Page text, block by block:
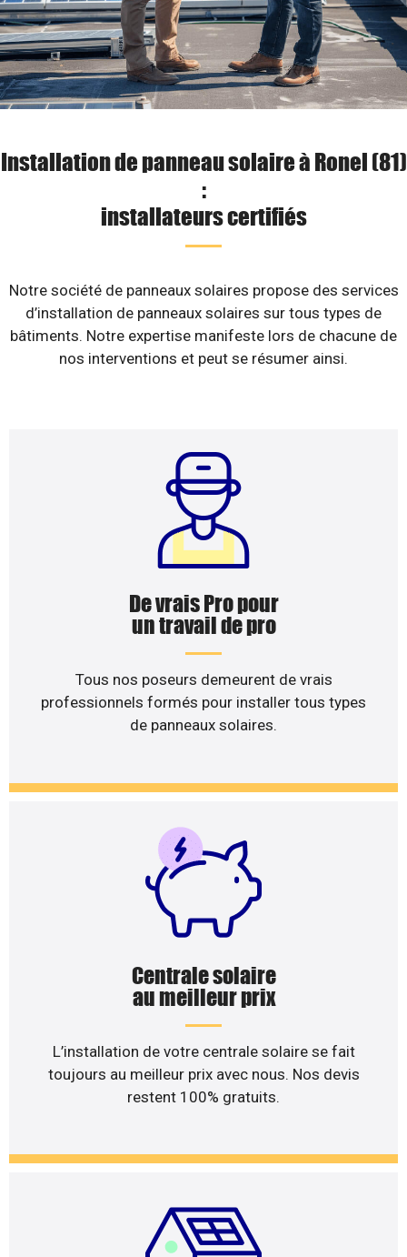
Installation de panneau solaire à Ronel (81)
:
installateurs certifiés
Notre société de panneaux solaires propose des services
d’installation de panneaux solaires sur tous types de
bâtiments. Notre expertise manifeste lors de chacune de
nos interventions et peut se résumer ainsi.
De vrais Pro pour
un travail de pro
Tous nos poseurs demeurent de vrais
professionnels formés pour installer tous types
de panneaux solaires.
Centrale solaire
au meilleur prix
L’installation de votre centrale solaire se fait
toujours au meilleur prix avec nous. Nos devis
restent 100% gratuits.